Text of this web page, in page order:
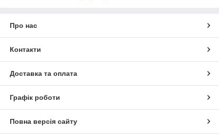
Про нас
Контакти
Доставка та оплата
Графік роботи
Повна версія сайту